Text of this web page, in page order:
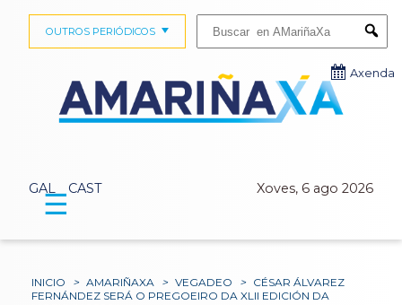
GAL CAST Xoves, 6 ago 2026
OUTROS PERIÓDICOS
Axenda
☰
INICIO > AMARIÑAXA > VEGADEO > CÉSAR ÁLVAREZ
FERNÁNDEZ SERÁ O PREGOEIRO DA XLII EDICIÓN DA